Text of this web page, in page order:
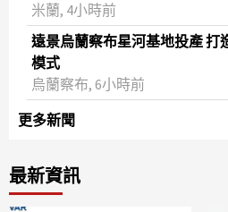
米蘭, 4小時前
遠景烏蘭察布星河基地投產 打
模式
烏蘭察布, 6小時前
更多新聞
最新資訊